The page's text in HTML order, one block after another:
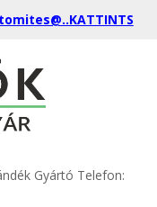
tomites@..KATTINTS
Gyártó Telefon: